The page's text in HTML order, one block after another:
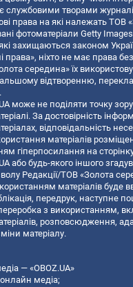
службовими творами
права на які належать ТОВ
фотоматеріали Getty
захищаються законом
права», ніхто не має права
середина» їх
відтворенню,
може не поділяти точку
За достовірність
відповідальність
матеріалів
гіперпосилання на
або будь-якого іншого
Редакції/ТОВ «Золота
матеріалів буде
передрук, наступне
з використанням,
розповсюдження,
матеріалу.
— «OBOZ.UA»
онлайн медіа;